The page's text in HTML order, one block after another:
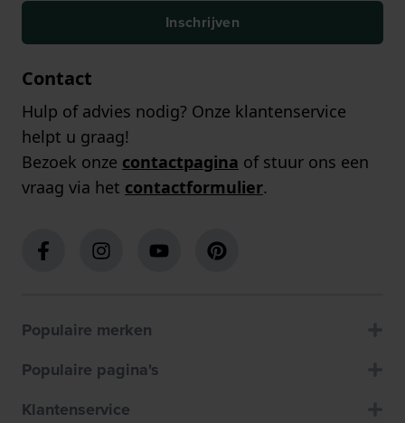
Inschrijven
Contact
Hulp of advies nodig? Onze klantenservice
helpt u graag!
Bezoek onze contactpagina of stuur ons een
vraag via het contactformulier.
Populaire merken
Populaire pagina's
Klantenservice